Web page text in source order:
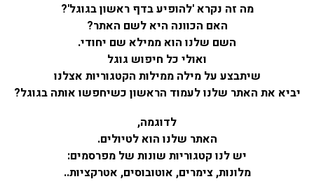
מה זה נקרא 'להופיע בדף ראשון בגוגל'?
האם הכוונה היא לשם האתר?
השם שלנו הוא ממילא שם יחודי.
ואולי כל חיפוש גוגל
שיתבצע על מילה ממילות הקטגוריות אצלנו
יביא את האתר שלנו לעמוד הראשון כשיחפשו אותה בגוגל?
לדוגמה,
האתר שלנו הוא לטיולים.
יש לנו קטגוריות שונות של מפרסמים:
מלונות, צימרים, אוטובוסים, אטרקציות..